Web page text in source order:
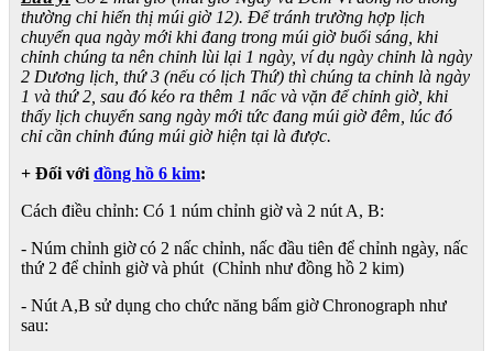
thường chỉ hiển thị múi giờ 12). Để tránh trường hợp lịch
chuyển qua ngày mới khi đang trong múi giờ buổi sáng, khi
chỉnh chúng ta nên chỉnh lùi lại 1 ngày, ví dụ ngày chỉnh là ngày
2 Dương lịch, thứ 3 (nếu có lịch Thứ) thì chúng ta chỉnh là ngày
1 và thứ 2, sau đó kéo ra thêm 1 nấc và vặn để chỉnh giờ, khi
thấy lịch chuyển sang ngày mới tức đang múi giờ đêm, lúc đó
chỉ cần chỉnh đúng múi giờ hiện tại là được.
+ Đối với đồng hồ 6 kim:
Cách điều chỉnh: Có 1 núm chỉnh giờ và 2 nút A, B:
- Núm chỉnh giờ có 2 nấc chỉnh, nấc đầu tiên để chỉnh ngày, nấc
thứ 2 để chỉnh giờ và phút (Chỉnh như đồng hồ 2 kim)
- Nút A,B sử dụng cho chức năng bấm giờ Chronograph như
sau: